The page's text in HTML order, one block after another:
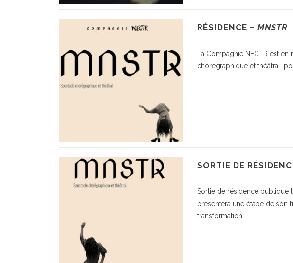
RÉSIDENCE – MNSTR
La Compagnie NECTR est
chorégraphique et théâtral,
SORTIE DE
Sortie de résidence publique
présentera une étape de son
transformation.